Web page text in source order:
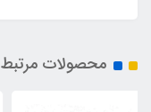
محصولات مرتبط